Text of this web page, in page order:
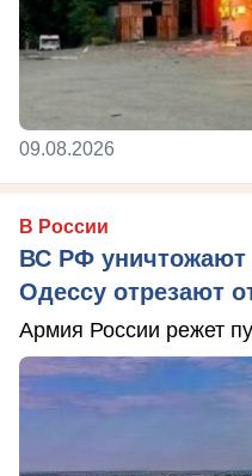
09.08.2026
В России
ВС РФ уничтожают
Одессу отрезают
Армия России режет